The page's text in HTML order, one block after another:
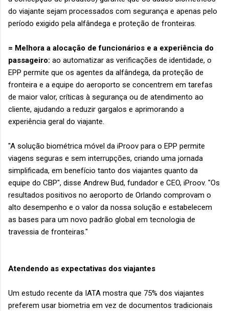
do viajante sejam processados ​​com segurança e apenas pelo
período exigido pela alfândega e proteção de fronteiras.
= Melhora a alocação de funcionários e a experiência do
passageiro: ao automatizar as verificações de identidade, o
EPP permite que os agentes da alfândega, da proteção de
fronteira e a equipe do aeroporto se concentrem em tarefas
de maior valor, críticas à segurança ou de atendimento ao
cliente, ajudando a reduzir gargalos e aprimorando a
experiência geral do viajante.
"A solução biométrica móvel da iProov para o EPP permite
viagens seguras e sem interrupções, criando uma jornada
simplificada, em benefício tanto dos viajantes quanto da
equipe do CBP", disse Andrew Bud, fundador e CEO, iProov. "Os
resultados positivos no aeroporto de Orlando comprovam o
alto desempenho e o valor da nossa solução e estabelecem
as bases para um novo padrão global em tecnologia de
travessia de fronteiras."
Atendendo as expectativas dos viajantes
Um estudo recente da IATA mostra que 75% dos viajantes
preferem usar biometria em vez de documentos tradicionais